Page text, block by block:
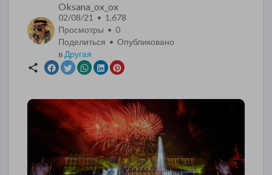
Oksana_ox_ox
02/08/21 • 1,678
Просмотры • 0
Поделиться • Опубликовано
в Другая